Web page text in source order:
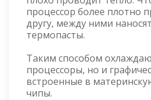
процессор более плотно
другу, между ними
термопасты.
Таким способом
процессоры, но и
встроенные в
чипы.